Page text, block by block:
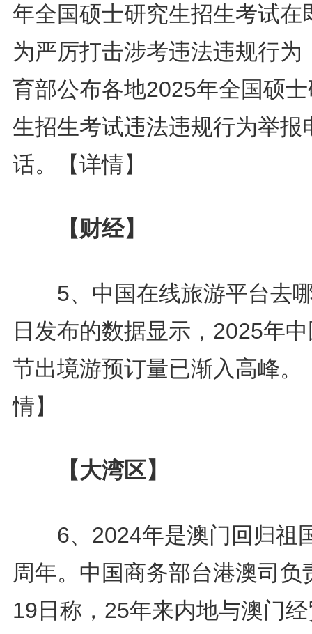
年全国硕士研究生招生考试在
为严厉打击涉考违法违规行为
育部公布各地2025年全国硕
生招生考试违法违规行为举报
话。
【详情】
【财经】
5、中国在线旅游平台去
日发布的数据显示，2025年
节出境游预订量已渐入高峰。
情】
【大湾区】
6、2024年是澳门回归祖
周年。中国商务部台港澳司负
19日称，25年来内地与澳门